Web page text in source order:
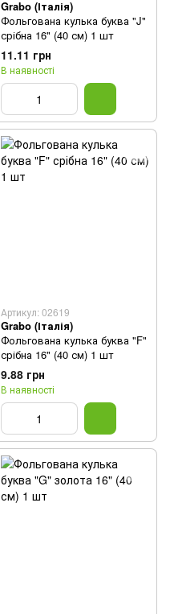
Grabo (Італія)
Фольгована кулька буква "J"
срібна 16" (40 см) 1 шт
11.11 грн
В наявності
Артикул: 02619
Grabo (Італія)
Фольгована кулька буква "F"
срібна 16" (40 см) 1 шт
9.88 грн
В наявності